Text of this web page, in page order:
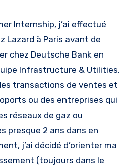
Internship, j’ai effectué
Lazard à Paris avant de
chez Deutsche Bank en
Infrastructure & Utilities.
transactions de ventes et
ou des entreprises qui
réseaux de gaz ou
presque 2 ans dans en
j’ai décidé d’orienter ma
(toujours dans le